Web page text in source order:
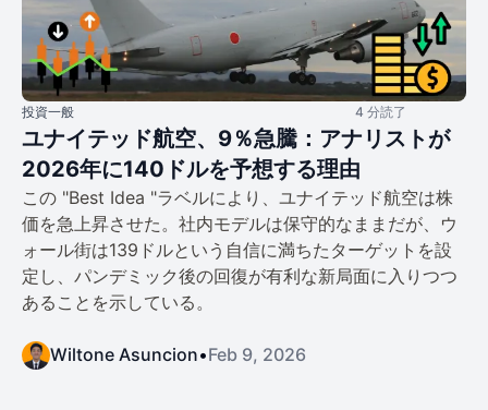
投資一般 4 分読了
ユナイテッド航空、9％急騰：アナリストが
2026年に140ドルを予想する理由
この "Best Idea "ラベルにより、ユナイテッド航空は株
価を急上昇させた。社内モデルは保守的なままだが、ウ
ォール街は139ドルという自信に満ちたターゲットを設
定し、パンデミック後の回復が有利な新局面に入りつつ
あることを示している。
Wiltone Asuncion•Feb 9, 2026